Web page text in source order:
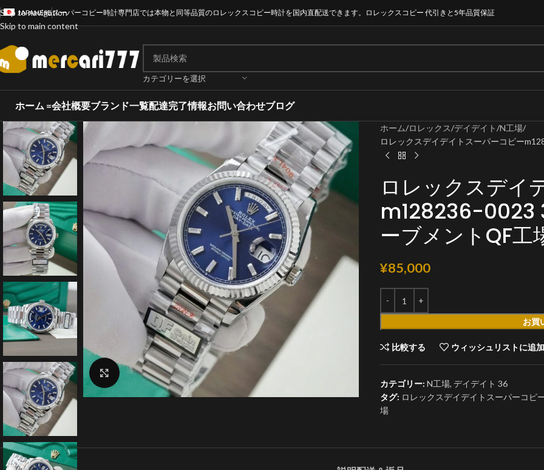
Skip to navigation
Skip to main content
JAPANESEスーパーコピー時計専門店では本物と同等品質のロレックスコピー時計を国内直配送できます。ロレックスコピー 代引きと5年品質保証
カテゴリーを選択
ホーム =会社概要ブランド一覧配達完了情報お問い合わせブログ
クリックで拡大
ホーム ロレックス デイデイト N工場
ロレックスデイデイトスーパーコピー
ロレックスデイ
m128236-
ーブメントQF工
¥85,000
お買
比較する ウィッシュリストに追
カテゴリー: N工場, デイデイト 36
タグ: ロレックスデイデイトスーパーコピ
場